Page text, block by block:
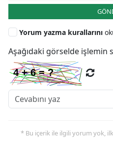
Yorum yazma kurallarını
Aşağıdaki görselde işlemin
* Bu içerik ile ilgili yorum yok,